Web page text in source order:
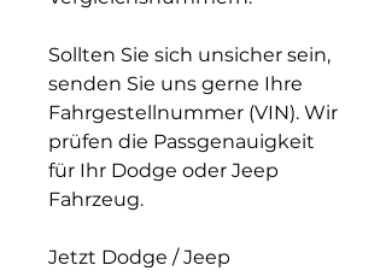
Sollten Sie sich unsicher sein,
senden Sie uns gerne Ihre
Fahrgestellnummer (VIN). Wir
prüfen die Passgenauigkeit
für Ihr Dodge oder Jeep
Fahrzeug.
Jetzt Dodge / Jeep